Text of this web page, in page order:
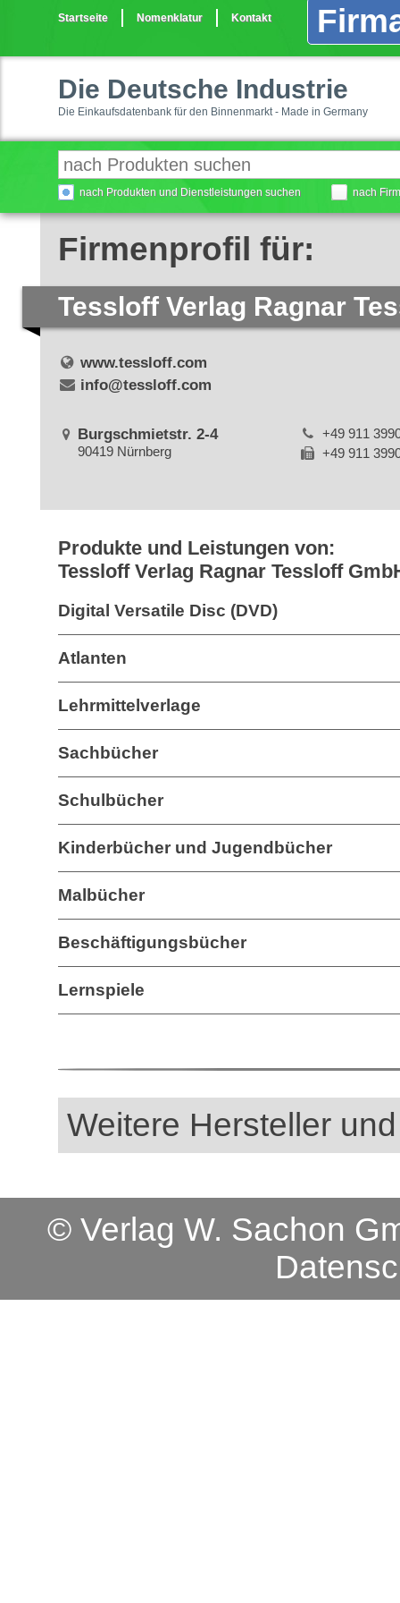
Startseite Nomenklatur Kontakt
Die Deutsche Industrie
Die Einkaufsdatenbank für den Binnenmarkt - Made in Germany
nach Produkten und Dienstleistungen suchen nach
Firmenprofil für:
Tessloff Verlag Ragnar
www.tessloff.com
info@tessloff.com
Burgschmietstr. 2-4
90419 Nürnberg
+49 911
+49 911
Produkte und Leistungen von:
Tessloff Verlag Ragnar Tessloff
Digital Versatile Disc (DVD)
Atlanten
Lehrmittelverlage
Sachbücher
Schulbücher
Kinderbücher und Jugendbücher
Malbücher
Beschäftigungsbücher
Lernspiele
Weitere Hersteller
© Verlag W. Sachon